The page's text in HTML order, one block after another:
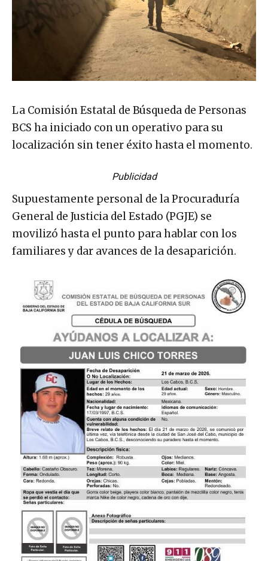
La Comisión Estatal de Búsqueda de Personas
BCS ha iniciado con un operativo para su
localización sin tener éxito hasta el momento.
Publicidad
Supuestamente personal de la Procuraduría
General de Justicia del Estado (PGJE) se
movilizó hasta el punto para hablar con los
familiares y dar avances de la desaparición.